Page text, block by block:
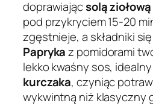
doprawiającsolą ziołową
pod przykryciem 15-20
zgęstnieje, a składniki
Paprykaz pomidorami
lekko kwaśny sos,
kurczaka, czyniąc
wykwintną niż klasyczny